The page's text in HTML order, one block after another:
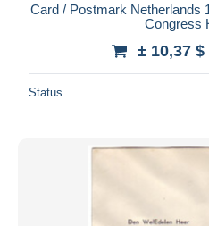
Card / Postmark Netherlands
Congress
± 10,37 $
Status